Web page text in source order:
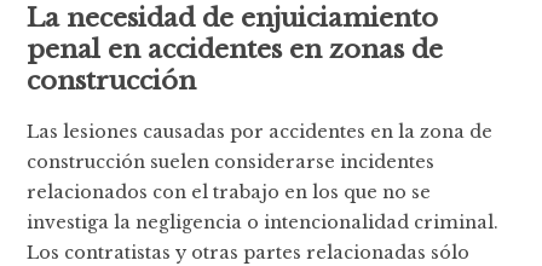
La necesidad de enjuiciamiento
penal en accidentes en zonas de
construcción
Las lesiones causadas por accidentes en la zona de
construcción suelen considerarse incidentes
relacionados con el trabajo en los que no se
investiga la negligencia o intencionalidad criminal.
Los contratistas y otras partes relacionadas sólo